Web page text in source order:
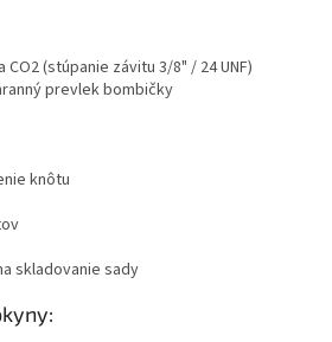
CO2 (stúpanie závitu 3/8" / 24 UNF)
prevlek bombičky
knôtu
skladovanie sady